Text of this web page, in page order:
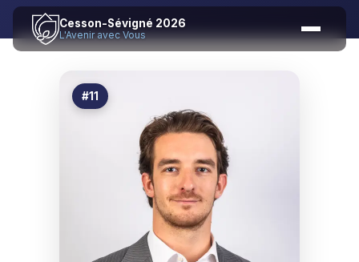
Cesson-Sévigné 2026
L'Avenir avec Vous
#11